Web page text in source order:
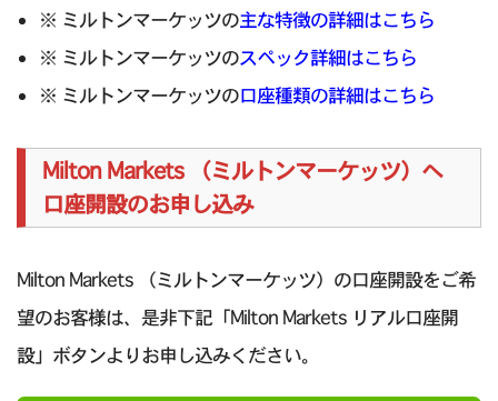
※ ミルトンマーケッツの主な特徴の詳細はこちら
※ ミルトンマーケッツのスペック詳細はこちら
※ ミルトンマーケッツの口座種類の詳細はこちら
Milton Markets （ミルトンマーケッツ）へ
口座開設のお申し込み
Milton Markets （ミルトンマーケッツ）の口座開設をご希
望のお客様は、是非下記「Milton Markets リアル口座開
設」ボタンよりお申し込みください。